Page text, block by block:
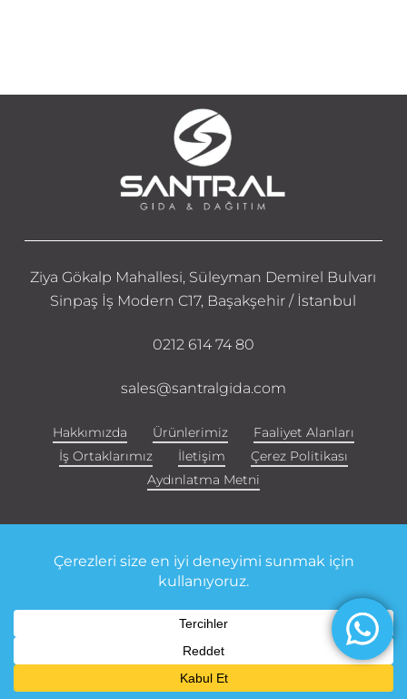
Ziya Gökalp Mahallesi, Süleyman Demirel Bulvarı
Sinpaş İş Modern C17, Başakşehir / İstanbul
0212 614 74 80
sales@santralgida.com
Hakkımızda Ürünlerimiz
Faaliyet Alanları
İş Ortaklarımız
İletişim
Çerez Politikası
Aydınlatma Metni